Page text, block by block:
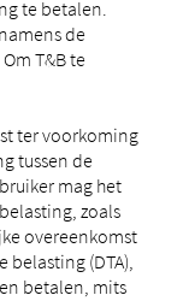
te betalen.
de
T&B te
ter voorkoming
tussen de
mag het
zoals
overeenkomst
(DTA),
betalen, mits